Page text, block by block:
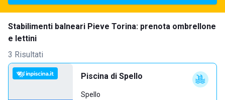
Stabilimenti balneari Pieve Torina: prenota ombrellone
e lettini
3 Risultati
Piscina di Spello
Spello